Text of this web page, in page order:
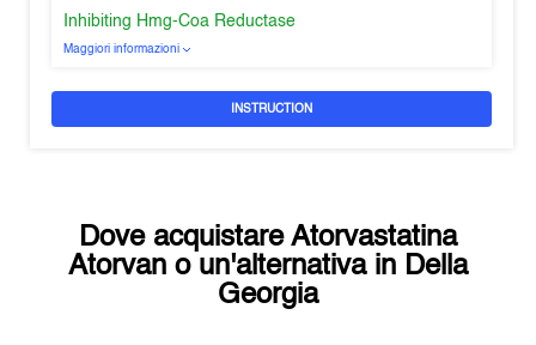
Inhibiting Hmg-Coa Reductase
Maggiori informazioni
INSTRUCTION
Dove acquistare Atorvastatina
Atorvan o un'alternativa in Della
Georgia